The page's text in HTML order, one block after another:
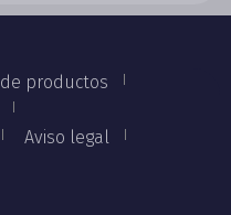
productos
Aviso legal